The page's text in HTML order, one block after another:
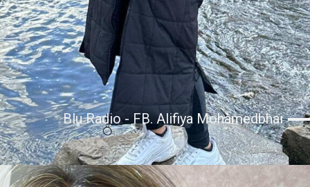
Blu Radio - FB. Alifiya Mohamedbhai